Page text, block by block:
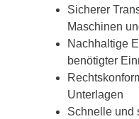
Sicherer
Maschinen
Nachhaltige
benötigter
Unterlagen
Schnelle und